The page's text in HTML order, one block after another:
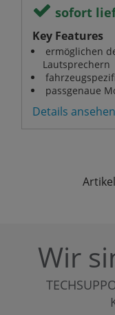
sofort
Key Features
ermöglichen
Lautsprechern
passgenaue
Details ansehen
Artikel
Wir